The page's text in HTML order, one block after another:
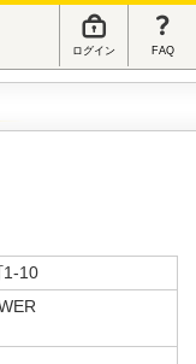
ログイン FAQ
1-10